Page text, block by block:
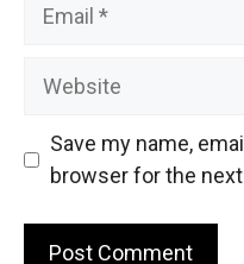
Website
Save my name,
browser for the